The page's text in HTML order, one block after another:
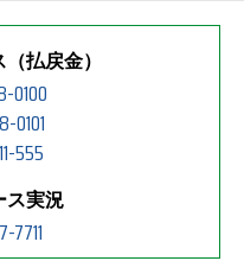
払戻金）
0100
0101
555
ス実況
7711